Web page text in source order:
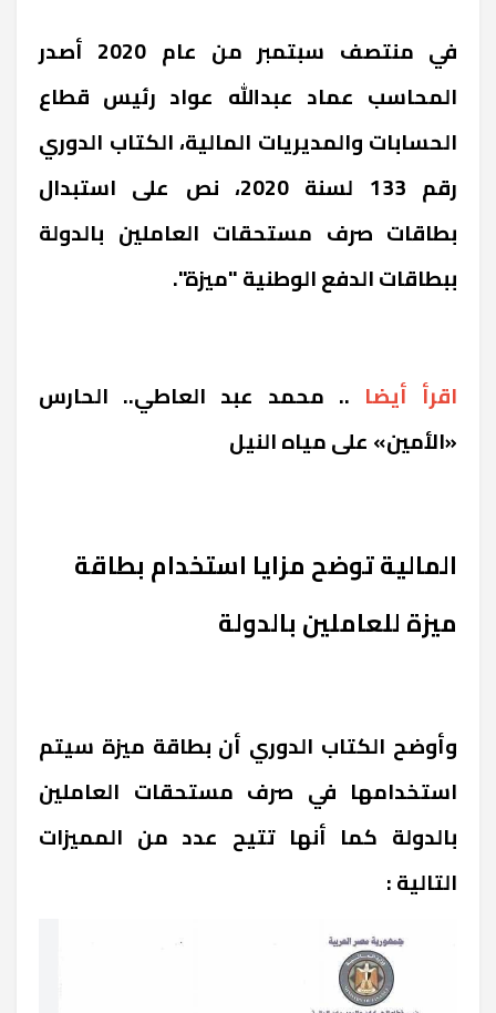
في منتصف سبتمبر من عام 2020 أصدر
المحاسب عماد عبدالله عواد رئيس قطاع
الحسابات والمديريات المالية، الكتاب الدوري
رقم 133 لسنة 2020، نص على استبدال
بطاقات صرف مستحقات العاملين بالدولة
ببطاقات الدفع الوطنية "ميزة".
اقرأ أيضا .. محمد عبد العاطي.. الحارس
«الأمين» على مياه النيل
المالية توضح مزايا استخدام بطاقة
ميزة للعاملين بالدولة
وأوضح الكتاب الدوري أن بطاقة ميزة سيتم
استخدامها في صرف مستحقات العاملين
بالدولة كما أنها تتيح عدد من المميزات
التالية :